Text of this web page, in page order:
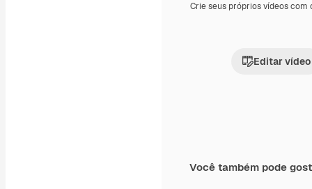
Crie seus próprios vídeos com
Editar vídeo
Você também pode